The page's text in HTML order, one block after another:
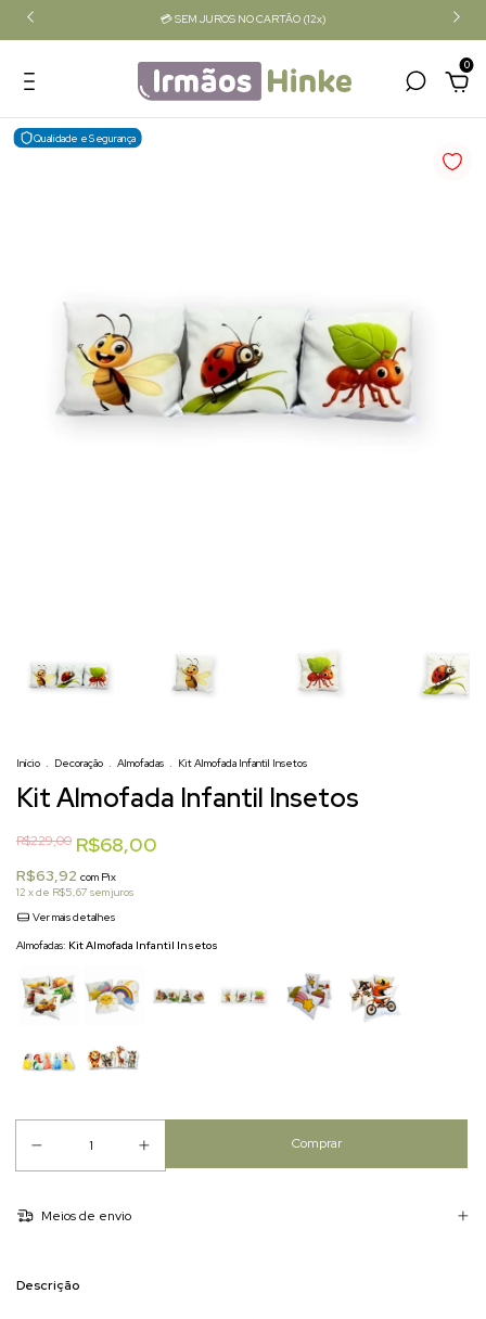
💳 SEM JUROS NO CARTÃO (12x)
0
Qualidade e Segurança
Início . Decoração . Almofadas . Kit Almofada Infantil Insetos
Kit Almofada Infantil Insetos
R$229,00 R$68,00
R$63,92 com Pix
12 x de R$5,67 sem juros
Ver mais detalhes
Almofadas: Kit Almofada Infantil Insetos
Meios de envio
Descrição